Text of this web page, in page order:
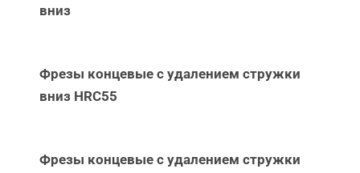
вниз
Фрезы концевые с удалением стружки
вниз НRC55
Фрезы концевые с удалением стружки